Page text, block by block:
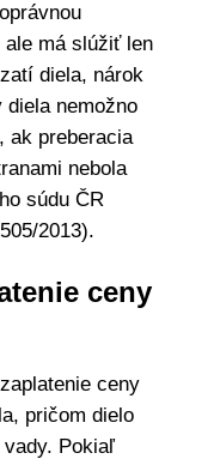
ale má slúžiť len
diela, nárok
nemožno
ak preberacia
nebola
súdu ČR
2013).
ceny
ceny
pričom dielo
Pokiaľ